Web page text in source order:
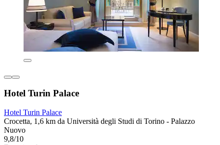
Hotel Turin Palace
Hotel Turin Palace
Crocetta, 1,6 km da Università degli Studi di Torino - Palazzo
Nuovo
9,8/10